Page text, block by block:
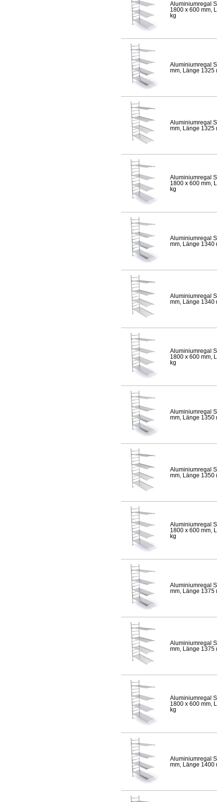
Aluminiumregal
1800 x 600 mm,
kg
Aluminiumregal
mm, Länge 1325
Aluminiumregal
mm, Länge 1325
Aluminiumregal
1800 x 600 mm,
kg
Aluminiumregal
mm, Länge 1340
Aluminiumregal
mm, Länge 1340
Aluminiumregal
1800 x 600 mm,
kg
Aluminiumregal
mm, Länge 1350
Aluminiumregal
mm, Länge 1350
Aluminiumregal
1800 x 600 mm,
kg
Aluminiumregal
mm, Länge 1375
Aluminiumregal
mm, Länge 1375
Aluminiumregal
1800 x 600 mm,
kg
Aluminiumregal
mm, Länge 1400